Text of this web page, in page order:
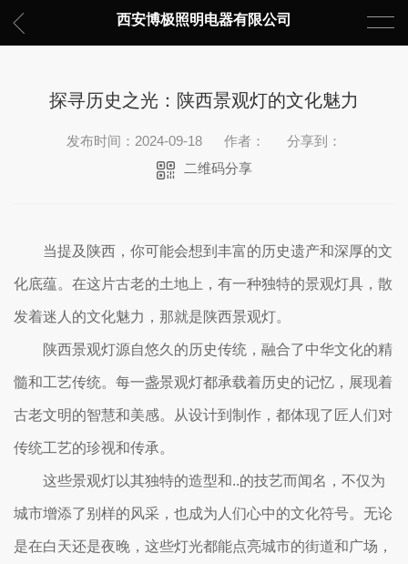
西安博极照明电器有限公司
探寻历史之光：陕西景观灯的文化魅力
发布时间：2024-09-18 作者：
分享到：
二维码分享
当提及陕西，你可能会想到丰富的历史遗产和深厚的文
化底蕴。在这片古老的土地上，有一种独特的景观灯具，散
发着迷人的文化魅力，那就是陕西景观灯。
陕西景观灯源自悠久的历史传统，融合了中华文化的精
髓和工艺传统。每一盏景观灯都承载着历史的记忆，展现着
古老文明的智慧和美感。从设计到制作，都体现了匠人们对
传统工艺的珍视和传承。
这些景观灯以其独特的造型和..的技艺而闻名，不仅为
城市增添了别样的风采，也成为人们心中的文化符号。无论
是在白天还是夜晚，这些灯光都能点亮城市的街道和广场，